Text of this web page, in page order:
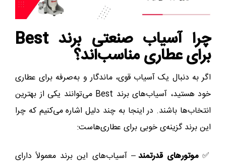
چرا آسیاب‌ صنعتی برند Best
برای عطاری مناسب‌اند؟
اگر به دنبال یک آسیاب قوی، ماندگار و به‌صرفه برای عطاری
خود هستید، آسیاب‌های برند Best می‌توانند یکی از بهترین
انتخاب‌ها باشند. در اینجا به چند دلیل اشاره می‌کنیم که چرا
این برند گزینه‌ی خوبی برای عطاری‌هاست:
✅موتورهای قدرتمند– آسیاب‌های این برند معمولاً دارای